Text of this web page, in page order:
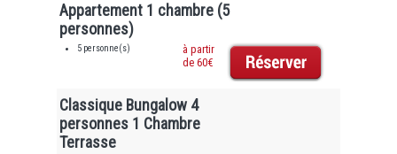
Appartement 1 chambre (5
personnes)
5 personne(s)
à partir
de 60€
Classique Bungalow 4
personnes 1 Chambre
Terrasse